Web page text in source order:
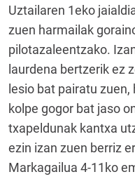
Uztailaren 1eko
zuen harmailak
pilotazaleentzako.
laurdena bertzerik ez
lesio bat pairatu
kolpe gogor bat jaso
txapeldunak kantxa
ezin izan zuen berriz
Markagailua 4-11ko